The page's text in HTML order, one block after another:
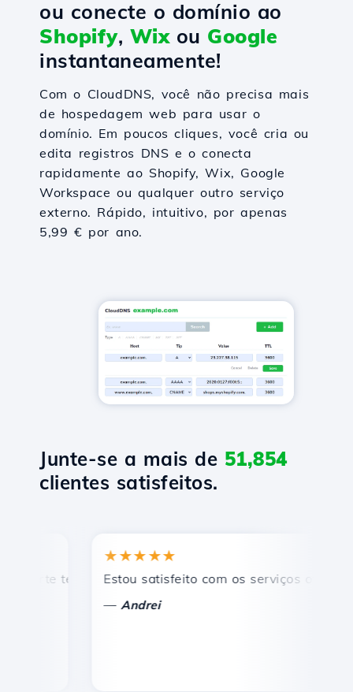
ou conecte o domínio ao
Shopify, Wixou Google
instantaneamente!
Com o CloudDNS, você não precisa mais
de hospedagem web para usar o
domínio. Em poucos cliques, você cria ou
edita registros DNS e o conecta
rapidamente ao Shopify, Wix, Google
Workspace ou qualquer outro serviço
externo. Rápido, intuitivo, por apenas
5,99 € por ano.
Junte-se a mais de 51,854
clientes satisfeitos.
técnico rápido e eficiente.
★★★★★
Estou satisfeito com os serviços oferecidos
Andrei